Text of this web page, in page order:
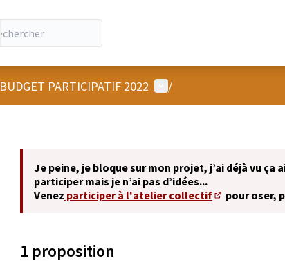
BUDGET PARTICIPATIF 2022 Menu utilisateur
/
Je peine, je bloque sur mon projet, j’ai déjà vu ça
participer mais je n’ai pas d’idées...
Venez participer à l'atelier collectif
(S'ouvre dans
pour oser,
1 proposition